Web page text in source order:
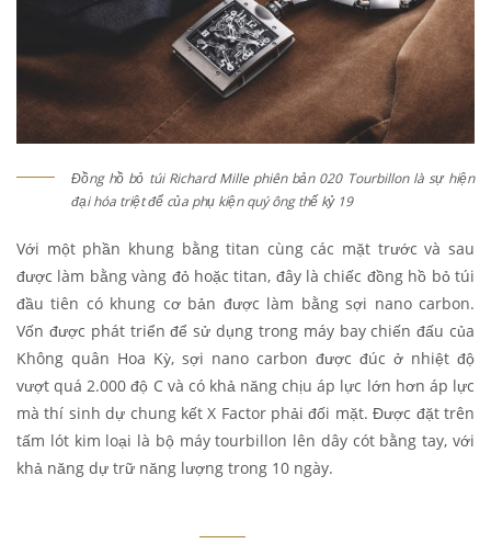
Đồng hồ bỏ túi Richard Mille phiên bản 020 Tourbillon là sự hiện
đại hóa triệt để của phụ kiện quý ông thế kỷ 19
Với một phần khung bằng titan cùng các mặt trước và sau
được làm bằng vàng đỏ hoặc titan, đây là chiếc đồng hồ bỏ túi
đầu tiên có khung cơ bản được làm bằng sợi nano carbon.
Vốn được phát triển để sử dụng trong máy bay chiến đấu của
Không quân Hoa Kỳ, sợi nano carbon được đúc ở nhiệt độ
vượt quá 2.000 độ C và có khả năng chịu áp lực lớn hơn áp lực
mà thí sinh dự chung kết X Factor phải đối mặt. Được đặt trên
tấm lót kim loại là bộ máy tourbillon lên dây cót bằng tay, với
khả năng dự trữ năng lượng trong 10 ngày.